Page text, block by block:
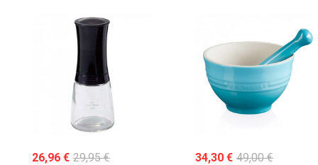
26,96 € 29,95 €
34,30 € 49,00 €